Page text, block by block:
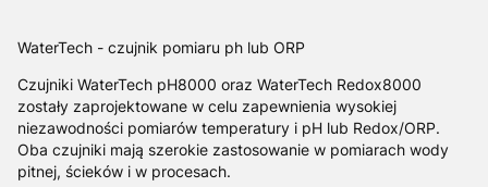
WaterTech - czujnik pomiaru ph lub ORP
Czujniki WaterTech pH8000 oraz WaterTech Redox8000
zostały zaprojektowane w celu zapewnienia wysokiej
niezawodności pomiarów temperatury i pH lub Redox/ORP.
Oba czujniki mają szerokie zastosowanie w pomiarach wody
pitnej, ścieków i w procesach.